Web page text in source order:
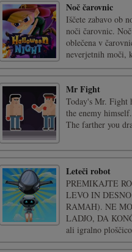
Noč čarovnic
Iščete zabavo ob
noči čarovnic.
oblečena v
neverjetnih moči,
Mr Fight
Today's Mr. Fight
the enemy
The farther you
Leteči robot
PREMIKAJTE
LEVO IN
RAMAH). NE
LADJO, DA
ali igralno